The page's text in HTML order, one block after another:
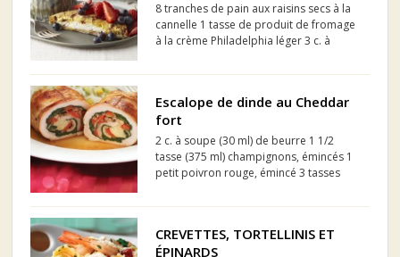
8 tranches de pain aux raisins secs à la
cannelle 1 tasse de produit de fromage
à la crème Philadelphia léger 3 c. à
2 tasses de fraises tranchées 1 tasse de
Escalope de dinde au Cheddar
fort
2 c. à soupe (30 ml) de beurre 1 1/2
tasse (375 ml) champignons, émincés 1
petit poivron rouge, émincé 3 tasses
grise, hachée 1 gousse d’ail, hachée Sel
grandes escalope...
CREVETTES, TORTELLINIS ET
ÉPINARDS